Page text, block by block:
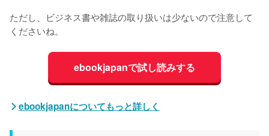
ただし、ビジネス書や雑誌の取り扱いは少ないので注意して
くださいね。
ebookjapanで試し読みする
ebookjapanについてもっと詳しく